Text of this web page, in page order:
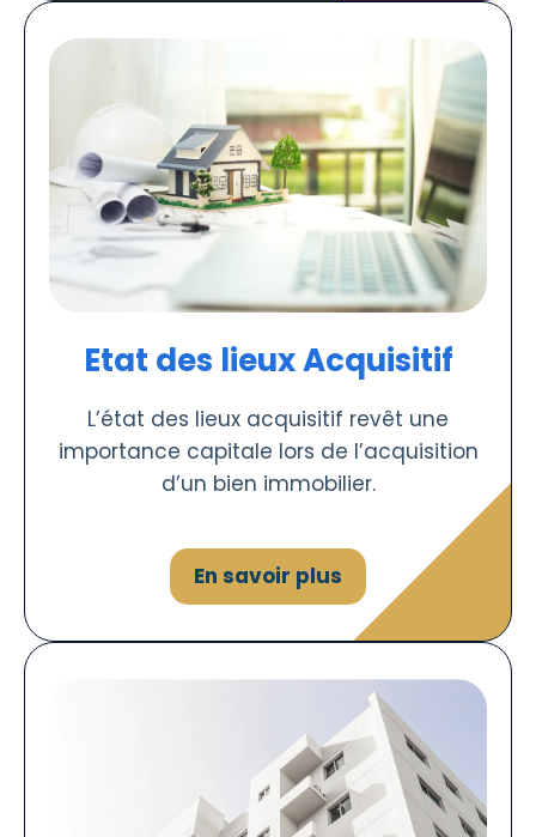
Etat des lieux Acquisitif
L’état des lieux acquisitif revêt une
importance capitale lors de l’acquisition
d’un bien immobilier.
En savoir plus